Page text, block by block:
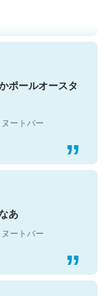
ポールオースタ
あ